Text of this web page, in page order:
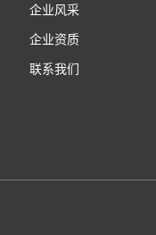
企业风采
企业资质
联系我们